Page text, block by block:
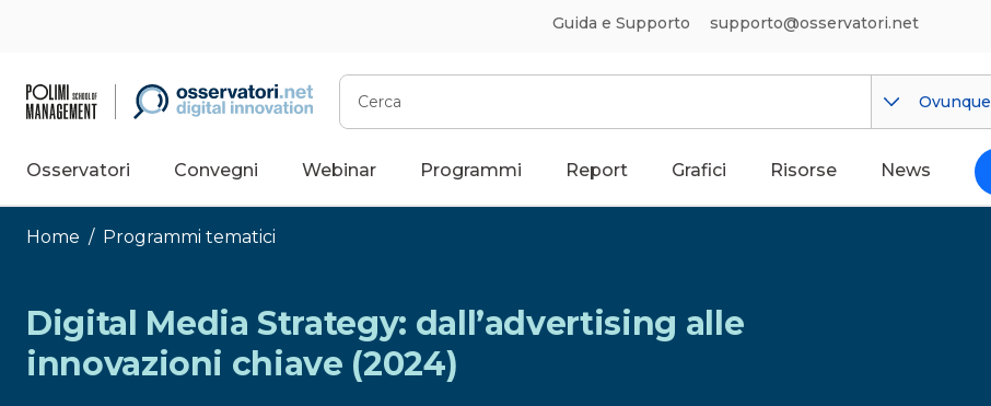
Guida e Supporto supporto@osservatori.net
Cerca
Ovunque
Osservatori Convegni Webinar Programmi Report Grafici Risorse News
Home / Programmi tematici
Digital Media Strategy: dall’advertising alle
innovazioni chiave (2024)